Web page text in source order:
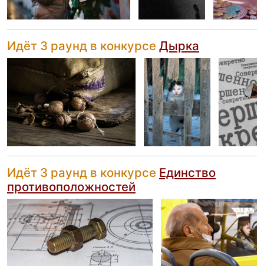
Идёт 3 раунд в конкурсе Дырка
Идёт 3 раунд в конкурсе Единство
противоположностей